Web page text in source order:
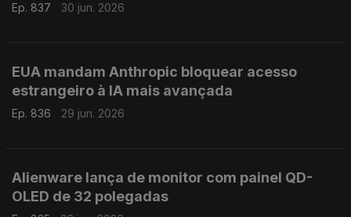
Ep. 837 30 jun. 2026
EUA mandam Anthropic bloquear acesso
estrangeiro à IA mais avançada
Ep. 836 29 jun. 2026
Alienware lança de monitor com painel QD-
OLED de 32 polegadas